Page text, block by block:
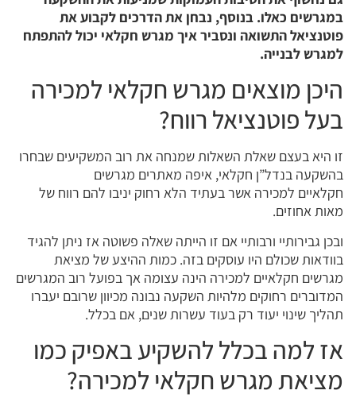
במגרשים כאלו. בנוסף, נבחן את הדרכים לקבוע את
פוטנציאל התשואה ונסביר איך מגרש חקלאי יכול להתפתח
למגרש לבנייה.
היכן מוצאים מגרש חקלאי למכירה
בעל פוטנציאל רווח?
זו היא בעצם שאלת השאלות שמנחה את רוב המשקיעים שבחרו
בהשקעה בנדל”ן חקלאי, איפה מאתרים מגרשים
חקלאיים למכירה אשר בעתיד הלא רחוק יניבו להם רווח של
מאות אחוזים.
ובכן גבירותיי ורבותיי אם זו הייתה שאלה פשוטה אז ניתן להגיד
בוודאות שכולם היו עוסקים בזה. כמות ההיצע של מציאת
מגרשים חקלאיים למכירה הינה עצומה אך בפועל רוב המגרשים
המדוברים רחוקים מלהיות השקעה נבונה מכיוון שרובם יעברו
תהליך שינוי יעוד רק בעוד עשרות שנים, אם בכלל.
אז למה בכלל להשקיע באפיק כמו
מציאת מגרש חקלאי למכירה?